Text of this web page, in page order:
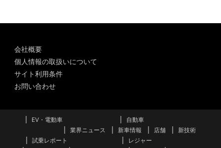
会社概要
個人情報の取扱いについて
サイト利用条件
お問い合わせ
EV・電動車
自動車
業界ニュース
新車情報 店舗
新技術
試乗レポート
レジャー